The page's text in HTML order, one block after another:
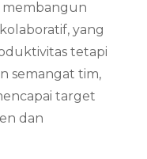
membangun
yang
tetapi
semangat tim,
target
dan